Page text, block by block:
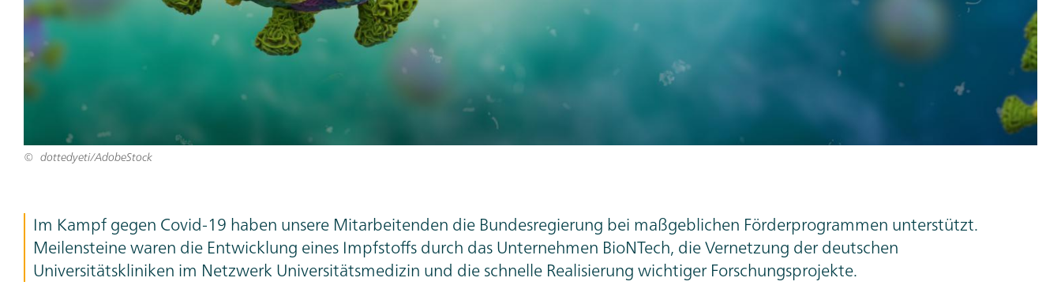
dottedyeti/AdobeStock
Teaser
Text
Im Kampf gegen Covid-19 haben unsere Mitarbeitenden die Bundesregierung bei maßgeblichen Förderprogrammen unterstützt.
Meilensteine waren die Entwicklung eines Impfstoffs durch das Unternehmen BioNTech, die Vernetzung der deutschen
Universitätskliniken im Netzwerk Universitätsmedizin und die schnelle Realisierung wichtiger Forschungsprojekte.